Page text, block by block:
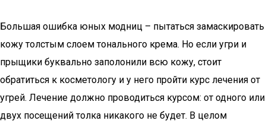
Большая ошибка юных модниц – пытаться замаскировать
кожу толстым слоем тонального крема. Но если угри и
прыщики буквально заполонили всю кожу, стоит
обратиться к косметологу и у него пройти курс лечения от
угрей. Лечение должно проводиться курсом: от одного или
двух посещений толка никакого не будет. В целом